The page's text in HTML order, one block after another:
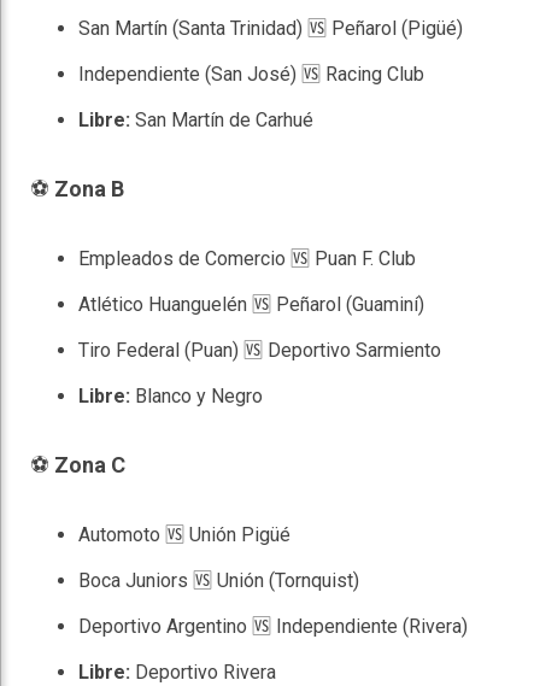
San Martín (Santa Trinidad) 🆚 Peñarol (Pigüé)
Independiente (San José) 🆚 Racing Club
Libre: San Martín de Carhué
⚽ Zona B
Empleados de Comercio 🆚 Puan F. Club
Atlético Huanguelén 🆚 Peñarol (Guaminí)
Tiro Federal (Puan) 🆚 Deportivo Sarmiento
Libre: Blanco y Negro
⚽ Zona C
Automoto 🆚 Unión Pigüé
Boca Juniors 🆚 Unión (Tornquist)
Deportivo Argentino 🆚 Independiente (Rivera)
Libre: Deportivo Rivera